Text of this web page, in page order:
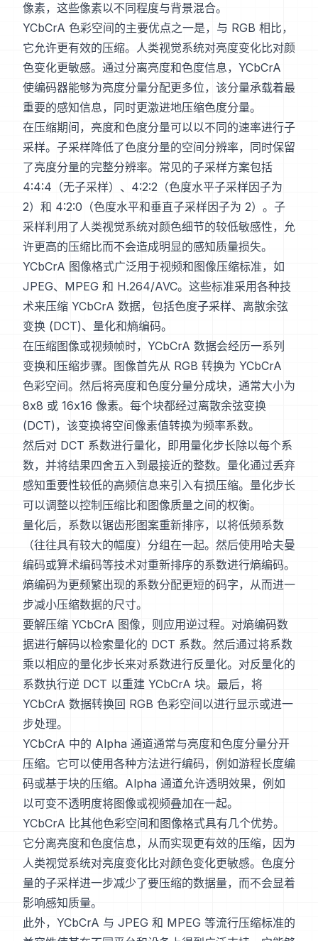
像素，这些像素以不同程度与背景混合。
YCbCrA 色彩空间的主要优点之一是，与 RGB 相比，
它允许更有效的压缩。人类视觉系统对亮度变化比对颜
色变化更敏感。通过分离亮度和色度信息，YCbCrA
使编码器能够为亮度分量分配更多位，该分量承载着最
重要的感知信息，同时更激进地压缩色度分量。
在压缩期间，亮度和色度分量可以以不同的速率进行子
采样。子采样降低了色度分量的空间分辨率，同时保留
了亮度分量的完整分辨率。常见的子采样方案包括
4:4:4（无子采样）、4:2:2（色度水平子采样因子为
2）和 4:2:0（色度水平和垂直子采样因子为 2）。子
采样利用了人类视觉系统对颜色细节的较低敏感性，允
许更高的压缩比而不会造成明显的感知质量损失。
YCbCrA 图像格式广泛用于视频和图像压缩标准，如
JPEG、MPEG 和 H.264/AVC。这些标准采用各种技
术来压缩 YCbCrA 数据，包括色度子采样、离散余弦
变换 (DCT)、量化和熵编码。
在压缩图像或视频帧时，YCbCrA 数据会经历一系列
变换和压缩步骤。图像首先从 RGB 转换为 YCbCrA
色彩空间。然后将亮度和色度分量分成块，通常大小为
8x8 或 16x16 像素。每个块都经过离散余弦变换
(DCT)，该变换将空间像素值转换为频率系数。
然后对 DCT 系数进行量化，即用量化步长除以每个系
数，并将结果四舍五入到最接近的整数。量化通过丢弃
感知重要性较低的高频信息来引入有损压缩。量化步长
可以调整以控制压缩比和图像质量之间的权衡。
量化后，系数以锯齿形图案重新排序，以将低频系数
（往往具有较大的幅度）分组在一起。然后使用哈夫曼
编码或算术编码等技术对重新排序的系数进行熵编码。
熵编码为更频繁出现的系数分配更短的码字，从而进一
步减小压缩数据的尺寸。
要解压缩 YCbCrA 图像，则应用逆过程。对熵编码数
据进行解码以检索量化的 DCT 系数。然后通过将系数
乘以相应的量化步长来对系数进行反量化。对反量化的
系数执行逆 DCT 以重建 YCbCrA 块。最后，将
YCbCrA 数据转换回 RGB 色彩空间以进行显示或进一
步处理。
YCbCrA 中的 Alpha 通道通常与亮度和色度分量分开
压缩。它可以使用各种方法进行编码，例如游程长度编
码或基于块的压缩。Alpha 通道允许透明效果，例如
以可变不透明度将图像或视频叠加在一起。
YCbCrA 比其他色彩空间和图像格式具有几个优势。
它分离亮度和色度信息，从而实现更有效的压缩，因为
人类视觉系统对亮度变化比对颜色变化更敏感。色度分
量的子采样进一步减少了要压缩的数据量，而不会显着
影响感知质量。
此外，YCbCrA 与 JPEG 和 MPEG 等流行压缩标准的